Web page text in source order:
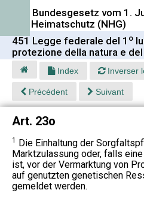
451 Bundesgesetz vom 1.
und Heimatschutz (NHG)
451 Legge federale del 1 o
protezione della natura e
Index Inverser
Précédent Suivant
Art. 23o
1 Die Einhaltung der
Marktzulassung oder, falls
ist, vor der Vermarktung von
auf genutzten genetischen
gemeldet werden.